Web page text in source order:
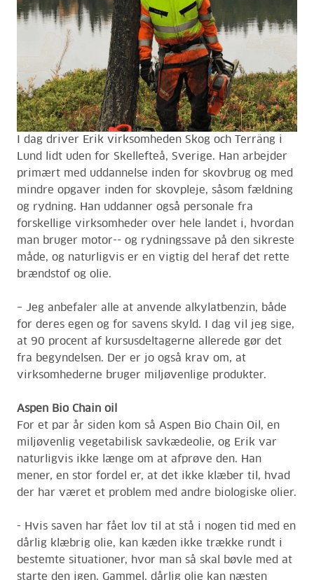
I dag driver Erik virksomheden Skog och Terräng i
Lund lidt uden for Skellefteå, Sverige. Han arbejder
primært med uddannelse inden for skovbrug og med
mindre opgaver inden for skovpleje, såsom fældning
og rydning. Han uddanner også personale fra
forskellige virksomheder over hele landet i, hvordan
man bruger motor-- og rydningssave på den sikreste
måde, og naturligvis er en vigtig del heraf det rette
brændstof og olie.
– Jeg anbefaler alle at anvende alkylatbenzin, både
for deres egen og for savens skyld. I dag vil jeg sige,
at 90 procent af kursusdeltagerne allerede gør det
fra begyndelsen. Der er jo også krav om, at
virksomhederne bruger miljøvenlige produkter.
Aspen Bio Chain oil
For et par år siden kom så Aspen Bio Chain Oil, en
miljøvenlig vegetabilisk savkædeolie, og Erik var
naturligvis ikke længe om at afprøve den. Han
mener, en stor fordel er, at det ikke klæber til, hvad
der har været et problem med andre biologiske olier.
- Hvis saven har fået lov til at stå i nogen tid med en
dårlig klæbrig olie, kan kæden ikke trække rundt i
bestemte situationer, hvor man så skal bøvle med at
starte den igen. Gammel, dårlig olie kan næsten